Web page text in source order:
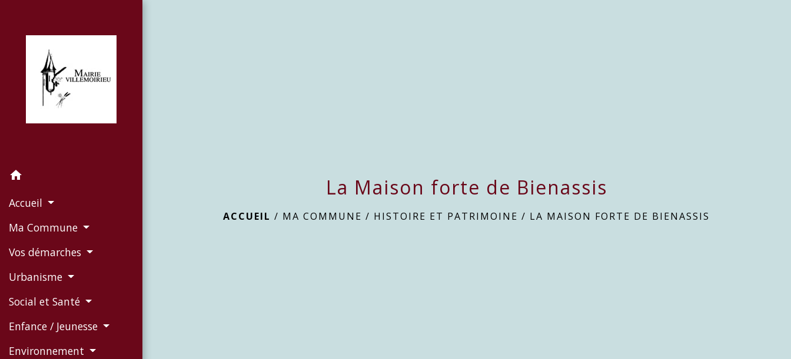
home
Accueil
Ma Commune
Vos démarches
Urbanisme
Social et Santé
Enfance / Jeunesse
Environnement
La Maison forte de Bienassis
ACCUEIL / MA COMMUNE / HISTOIRE ET PATRIMOINE / LA MAISON FORTE DE BIENASSIS